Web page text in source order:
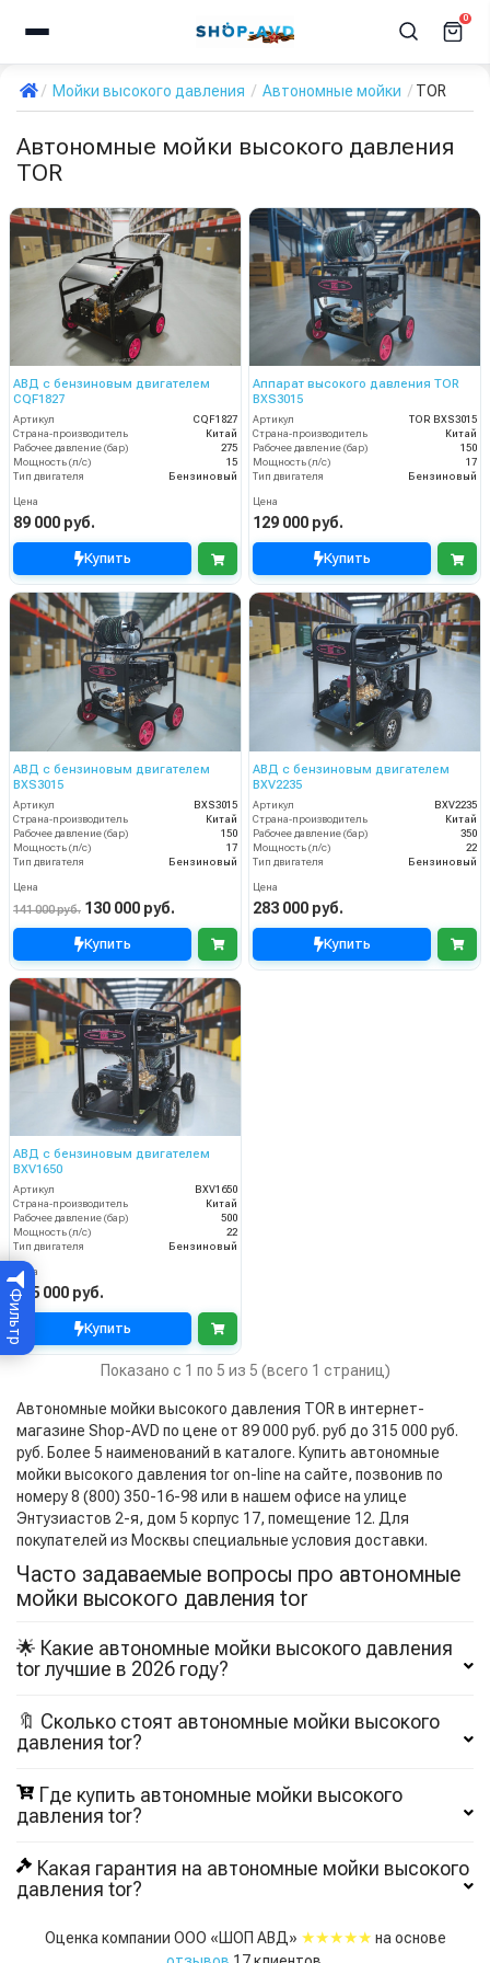
0
Мойки высокого давления Автономные мойки TOR
Фильтр
Автономные мойки высокого давления
TOR
АВД с бензиновым двигателем
CQF1827
Артикул
CQF1827
Страна-производитель
Китай
Рабочее давление (бар)
275
Мощность (л/с)
15
Тип двигателя
Бензиновый
Цена
89 000 руб.
Купить
Аппарат высокого давления TOR
BXS3015
Артикул
TOR BXS3015
Страна-производитель
Китай
Рабочее давление (бар)
150
Мощность (л/с)
17
Тип двигателя
Бензиновый
Цена
129 000 руб.
Купить
АВД с бензиновым двигателем
BXS3015
Артикул
BXS3015
Страна-производитель
Китай
Рабочее давление (бар)
150
Мощность (л/с)
17
Тип двигателя
Бензиновый
Цена
141 000 руб. 130 000 руб.
Купить
АВД с бензиновым двигателем
BXV2235
Артикул
BXV2235
Страна-производитель
Китай
Рабочее давление (бар)
350
Мощность (л/с)
22
Тип двигателя
Бензиновый
Цена
283 000 руб.
Купить
АВД с бензиновым двигателем
BXV1650
Артикул
BXV1650
Страна-производитель
Китай
Рабочее давление (бар)
500
Мощность (л/с)
22
Тип двигателя
Бензиновый
Цена
315 000 руб.
Купить
Показано с 1 по 5 из 5 (всего 1 страниц)
Автономные мойки высокого давления TOR в интернет-
магазине Shop-AVD по цене от 89 000 руб. руб до 315 000 руб.
руб. Более 5 наименований в каталоге. Купить автономные
мойки высокого давления tor on-line на сайте, позвонив по
номеру 8 (800) 350-16-98 или в нашем офисе на улице
Энтузиастов 2-я, дом 5 корпус 17, помещение 12. Для
покупателей из Москвы специальные условия доставки.
Часто задаваемые вопросы про автономные
мойки высокого давления tor
🌟 Какие автономные мойки высокого давления
tor лучшие в 2026 году?
🔖 Сколько стоят автономные мойки высокого
давления tor?
Где купить автономные мойки высокого
давления tor?
Какая гарантия на автономные мойки высокого
давления tor?
Оценка компании ООО «ШОП АВД» ★★★★★ на основе